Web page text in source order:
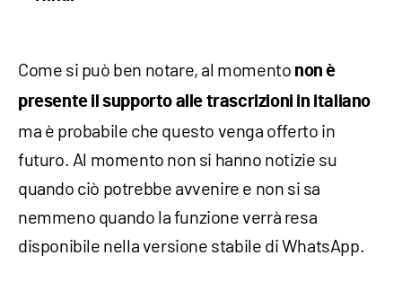
Come si può ben notare, al momento non è
presente il supporto alle trascrizioni in italiano
ma è probabile che questo venga offerto in
futuro. Al momento non si hanno notizie su
quando ciò potrebbe avvenire e non si sa
nemmeno quando la funzione verrà resa
disponibile nella versione stabile di WhatsApp.